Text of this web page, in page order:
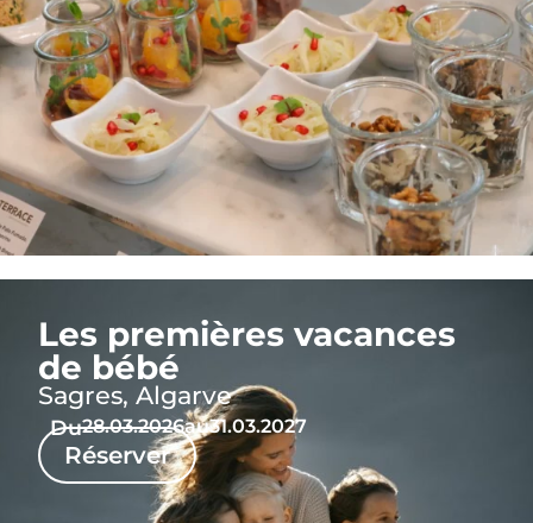
Les premières vacances
de bébé
Sagres, Algarve
Réserver
Du28.03.2026au31.03.2027